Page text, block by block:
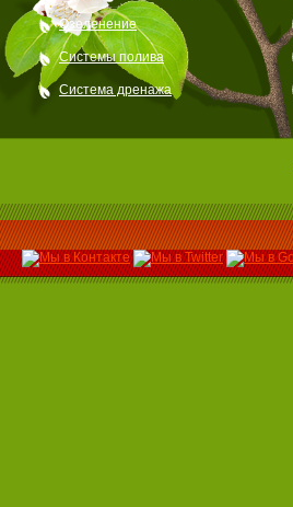
Озеленение
Системы полива
Система дренажа